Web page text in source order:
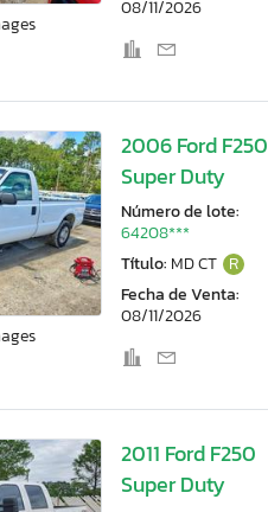
08/11/2026
2006 Ford F250
Super Duty
Número de lote:
64208***
Título: MD CT R
Fecha de Venta:
08/11/2026
2011 Ford F250
Super Duty